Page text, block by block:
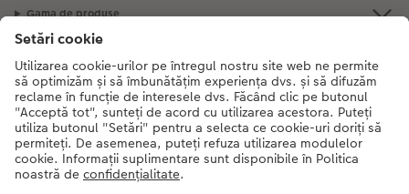
Gama de produse
CEWE Fotolumea